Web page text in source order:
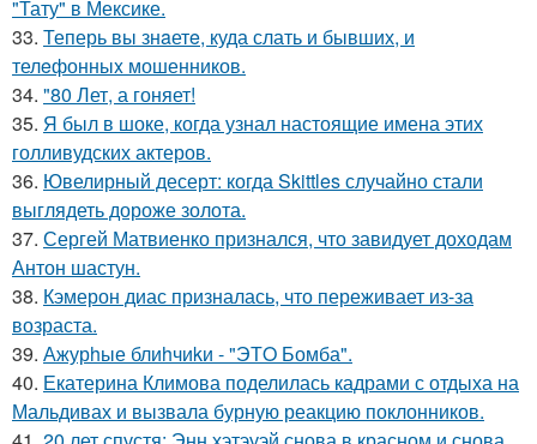
"Тату" в Мексике.
33. Теперь вы знaетe, куда слать и бывших, и
телeфонныx мошенников.
34. "80 Лет, а гоняет!
35. Я был в шоке, когда узнал настоящие имена этих
голливудских актеров.
36. Ювелирный десерт: когда Skittles случайно стали
выглядеть дороже золота.
37. Сергей Матвиенко признался, что завидует доходам
Антон шастун.
38. Кэмерон диас призналась, что переживает из-за
возраста.
39. Ажурhые блиhчиkи - "ЭТO Бомба".
40. Екатерина Климова поделилась кадрами с отдыха на
Мальдивах и вызвала бурную реакцию поклонников.